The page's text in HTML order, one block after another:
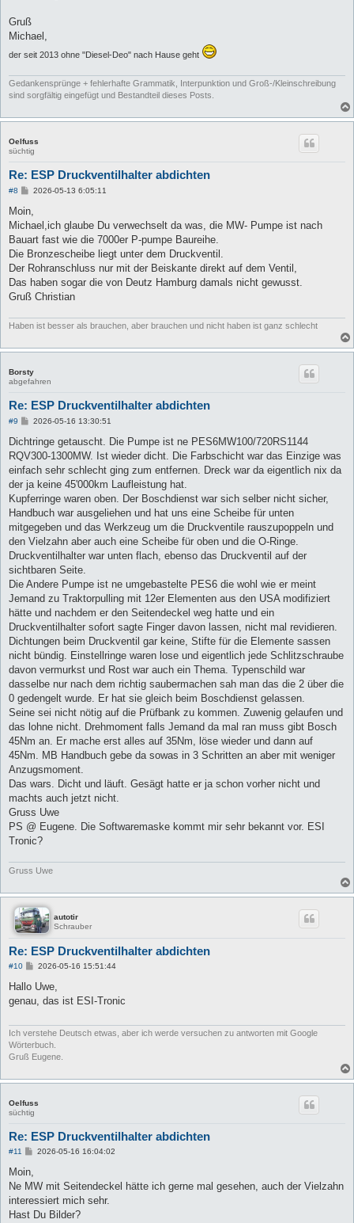
Gruß
Michael,
der seit 2013 ohne "Diesel-Deo" nach Hause geht
Gedankensprünge + fehlerhafte Grammatik, Interpunktion und Groß-/Kleinschreibung
sind sorgfältig eingefügt und Bestandteil dieses Posts.
Oelfuss
süchtig
Re: ESP Druckventilhalter abdichten
#8
B
i
t
r
a
2026-05-13 6:05:11
Moin,
Michael,ich glaube Du verwechselt da was, die MW- Pumpe ist nach
Bauart fast wie die 7000er P-pumpe Baureihe.
Die Bronzescheibe liegt unter dem Druckventil.
Der Rohranschluss nur mit der Beiskante direkt auf dem Ventil,
Das haben sogar die von Deutz Hamburg damals nicht gewusst.
Gruß Christian
Haben ist besser als brauchen, aber brauchen und nicht haben ist ganz schlecht
Borsty
abgefahren
Re: ESP Druckventilhalter abdichten
#9
B
i
r
a
2026-05-16 13:30:51
Dichtringe getauscht. Die Pumpe ist ne PES6MW100/720RS1144
RQV300-1300MW. Ist wieder dicht. Die Farbschicht war das Einzige was
einfach sehr schlecht ging zum entfernen. Dreck war da eigentlich nix da
der ja keine 45'000km Laufleistung hat.
Kupferringe waren oben. Der Boschdienst war sich selber nicht sicher,
Handbuch war ausgeliehen und hat uns eine Scheibe für unten
mitgegeben und das Werkzeug um die Druckventile rauszupoppeln und
den Vielzahn aber auch eine Scheibe für oben und die O-Ringe.
Druckventilhalter war unten flach, ebenso das Druckventil auf der
sichtbaren Seite.
Die Andere Pumpe ist ne umgebastelte PES6 die wohl wie er meint
Jemand zu Traktorpulling mit 12er Elementen aus den USA modifiziert
hätte und nachdem er den Seitendeckel weg hatte und ein
Druckventilhalter sofort sagte Finger davon lassen, nicht mal revidieren.
Dichtungen beim Druckventil gar keine, Stifte für die Elemente sassen
nicht bündig. Einstellringe waren lose und eigentlich jede Schlitzschraube
davon vermurkst und Rost war auch ein Thema. Typenschild war
dasselbe nur nach dem richtig saubermachen sah man das die 2 über die
0 gedengelt wurde. Er hat sie gleich beim Boschdienst gelassen.
Seine sei nicht nötig auf die Prüfbank zu kommen. Zuwenig gelaufen und
das lohne nicht. Drehmoment falls Jemand da mal ran muss gibt Bosch
45Nm an. Er mache erst alles auf 35Nm, löse wieder und dann auf
45Nm. MB Handbuch gebe da sowas in 3 Schritten an aber mit weniger
Anzugsmoment.
Das wars. Dicht und läuft. Gesägt hatte er ja schon vorher nicht und
machts auch jetzt nicht.
Gruss Uwe
PS @ Eugene. Die Softwaremaske kommt mir sehr bekannt vor. ESI
Tronic?
Gruss Uwe
autotir
Schrauber
Re: ESP Druckventilhalter abdichten
#10
B
i
r
2026-05-16 15:51:44
Hallo Uwe,
genau, das ist ESI-Tronic
Ich verstehe Deutsch etwas, aber ich werde versuchen zu antworten mit Google
Wörterbuch.
Gruß Eugene.
Oelfuss
süchtig
Re: ESP Druckventilhalter abdichten
#11
B
r
a
2026-05-16 16:04:02
Moin,
Ne MW mit Seitendeckel hätte ich gerne mal gesehen, auch der Vielzahn
interessiert mich sehr.
Hast Du Bilder?